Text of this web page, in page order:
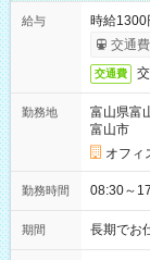
給与
時給1300
交通
交通費
勤務地
富山県富
富山市
オフィ
勤務時間 08:30～
期間 長期でお